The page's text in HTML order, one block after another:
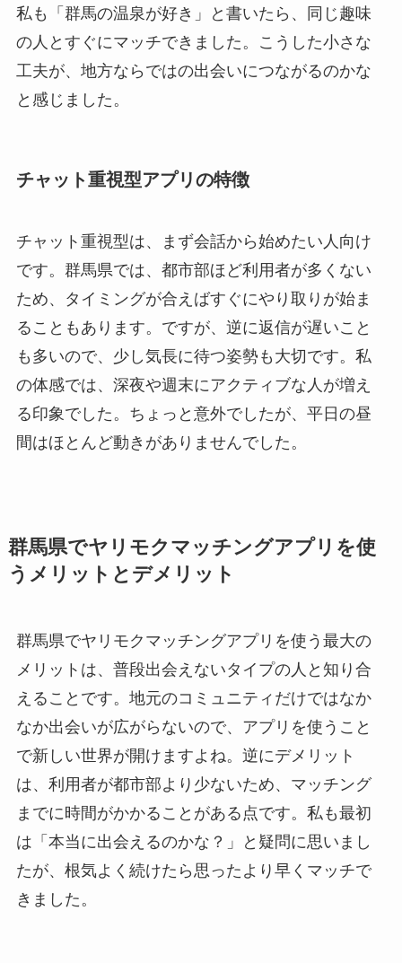
私も「群馬の温泉が好き」と書いたら、同じ趣味
の人とすぐにマッチできました。こうした小さな
工夫が、地方ならではの出会いにつながるのかな
と感じました。
チャット重視型アプリの特徴
チャット重視型は、まず会話から始めたい人向け
です。群馬県では、都市部ほど利用者が多くない
ため、タイミングが合えばすぐにやり取りが始ま
ることもあります。ですが、逆に返信が遅いこと
も多いので、少し気長に待つ姿勢も大切です。私
の体感では、深夜や週末にアクティブな人が増え
る印象でした。ちょっと意外でしたが、平日の昼
間はほとんど動きがありませんでした。
群馬県でヤリモクマッチングアプリを使
うメリットとデメリット
群馬県でヤリモクマッチングアプリを使う最大の
メリットは、普段出会えないタイプの人と知り合
えることです。地元のコミュニティだけではなか
なか出会いが広がらないので、アプリを使うこと
で新しい世界が開けますよね。逆にデメリット
は、利用者が都市部より少ないため、マッチング
までに時間がかかることがある点です。私も最初
は「本当に出会えるのかな？」と疑問に思いまし
たが、根気よく続けたら思ったより早くマッチで
きました。